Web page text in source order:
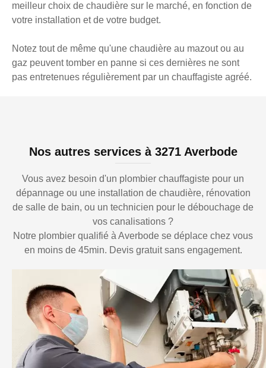
meilleur choix de chaudière sur le marché, en fonction de
votre installation et de votre budget.
Notez tout de même qu'une chaudière au mazout ou au
gaz peuvent tomber en panne si ces dernières ne sont
pas entretenues régulièrement par un chauffagiste agréé.
Nos autres services à 3271 Averbode
Vous avez besoin d'un plombier chauffagiste pour un
dépannage ou une installation de chaudière, rénovation
de salle de bain, ou un technicien pour le débouchage de
vos canalisations ?
Notre plombier qualifié à Averbode se déplace chez vous
en moins de 45min. Devis gratuit sans engagement.